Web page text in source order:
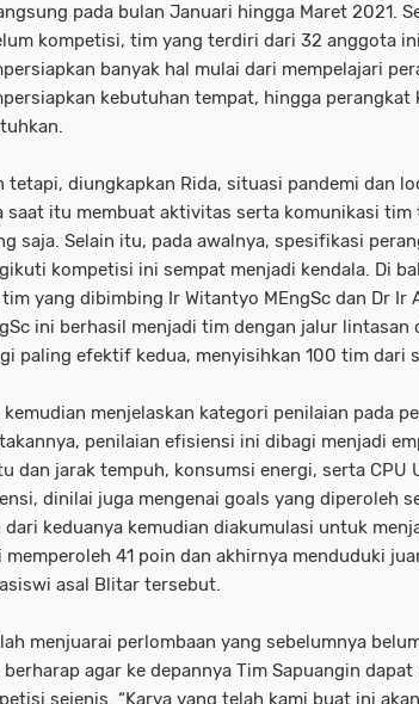
pada bulan Januari hingga Maret 2021.
kompetisi, tim yang terdiri dari 32 anggota
banyak hal mulai dari mempelajari
kebutuhan tempat, hingga perangkat
tetapi, diungkapkan Rida, situasi pandemi dan
saat itu membuat aktivitas serta komunikasi tim
saja. Selain itu, pada awalnya, spesifikasi
kompetisi ini sempat menjadi kendala. Di
tim yang dibimbing Ir Witantyo MEngSc dan Dr Ir
ini berhasil menjadi tim dengan jalur lintasan
paling efektif kedua, menyisihkan 100 tim dari
kemudian menjelaskan kategori penilaian pada
penilaian efisiensi ini dibagi menjadi
dan jarak tempuh, konsumsi energi, serta CPU
dinilai juga mengenai goals yang diperoleh
dari keduanya kemudian diakumulasi untuk
memperoleh 41 poin dan akhirnya menduduki
asal Blitar tersebut.
menjuarai perlombaan yang sebelumnya
berharap agar ke depannya Tim Sapuangin
sejenis. “Karya yang telah kami buat ini